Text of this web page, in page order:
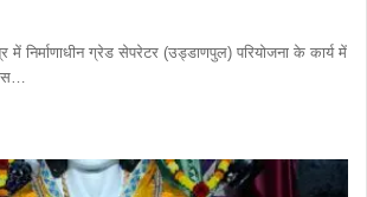
में निर्माणाधीन ग्रेड सेपरेटर (उड्डाणपुल) परियोजना के कार्य में